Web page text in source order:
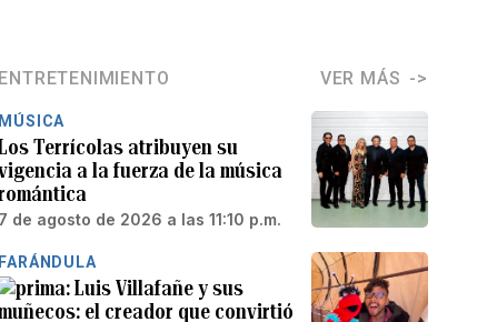
ENTRETENIMIENTO VER MÁS
MÚSICA
Terrícolas atribuyen su
a la fuerza de la música
7 de agosto de 2026 a las 11:10 p.m.
FARÁNDULA
Luis Villafañe y sus
el creador que convirtió